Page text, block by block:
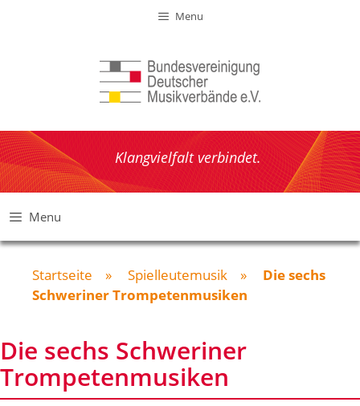
Menu
Klangvielfalt verbindet.
Menu
Startseite » Spielleutemusik » Die sechs
Schweriner Trompetenmusiken
Die sechs Schweriner
Trompetenmusiken